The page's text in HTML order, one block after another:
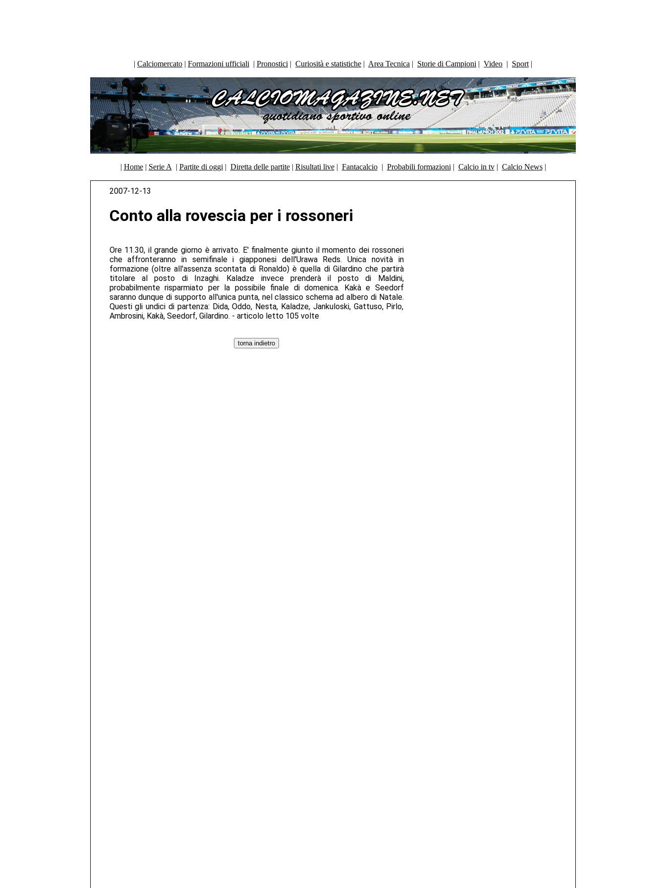
| Calciomercato | Formazioni ufficiali | Pronostici | Curiosità e statistiche | Area Tecnica | Storie di Campioni | Video | Sport |
| Home| Serie A | Partite di oggi | Diretta delle partite| Risultati live| Fantacalcio| Probabili formazioni | Calcio in tv| Calcio News|
2007-12-13
Conto alla rovescia per i rossoneri
Ore 11.30, il grande giorno è arrivato. E' finalmente giunto il momento dei rossoneri
che affronteranno in semifinale i giapponesi dell'Urawa Reds. Unica novità in
formazione (oltre all'assenza scontata di Ronaldo) è quella di Gilardino che partirà
titolare al posto di Inzaghi. Kaladze invece prenderà il posto di Maldini,
probabilmente risparmiato per la possibile finale di domenica. Kakà e Seedorf
saranno dunque di supporto all'unica punta, nel classico schema ad albero di Natale.
Questi gli undici di partenza: Dida, Oddo, Nesta, Kaladze, Jankuloski, Gattuso, Pirlo,
Ambrosini, Kakà, Seedorf, Gilardino. - articolo letto 105 volte